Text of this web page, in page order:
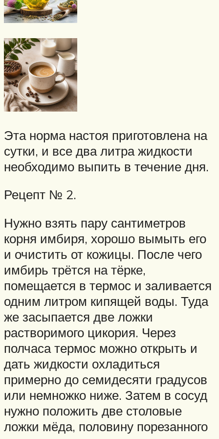
Эта норма настоя приготовлена на
сутки, и все два литра жидкости
необходимо выпить в течение дня.
Рецепт № 2.
Нужно взять пару сантиметров
корня имбиря, хорошо вымыть его
и очистить от кожицы. После чего
имбирь трётся на тёрке,
помещается в термос и заливается
одним литром кипящей воды. Туда
же засыпается две ложки
растворимого цикория. Через
полчаса термос можно открыть и
дать жидкости охладиться
примерно до семидесяти градусов
или немножко ниже. Затем в сосуд
нужно положить две столовые
ложки мёда, половину порезанного